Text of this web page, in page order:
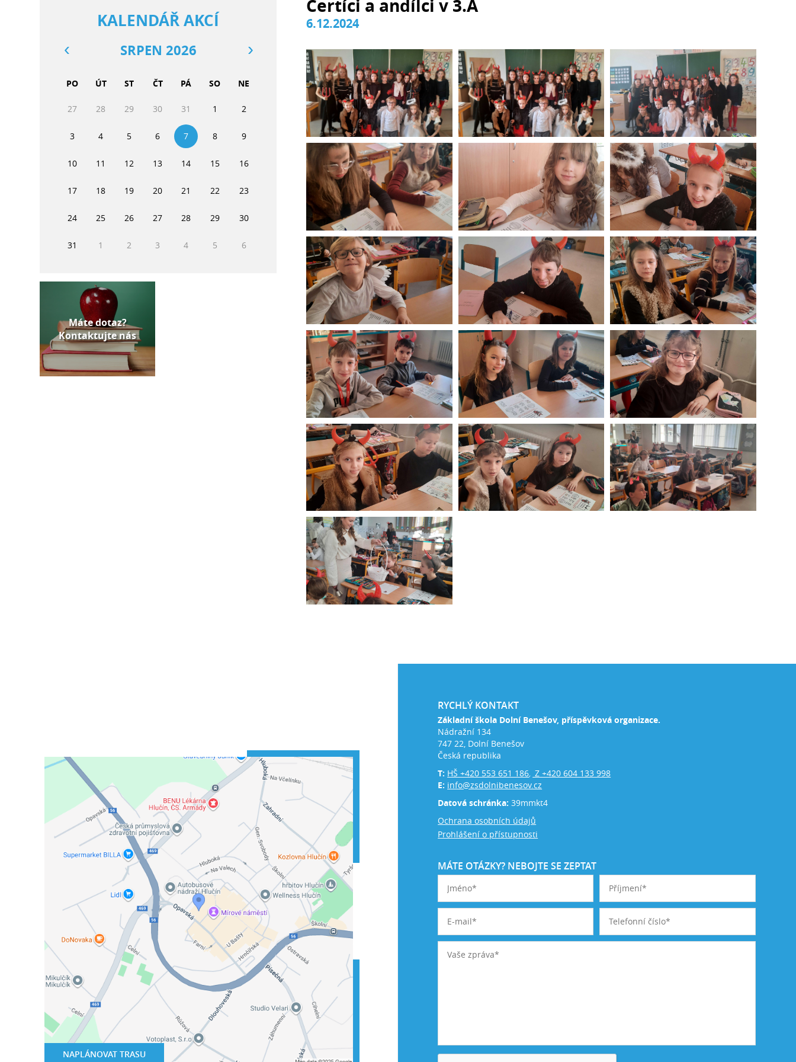
Čertíci a andílci v 3.A
6.12.2024
KALENDÁŘ AKCÍ
SRPEN 2026
PO ÚT ST ČT PÁ SO NE
27 28 29 30 31 1 2
3 4 5 6 7 8 9
10 11 12 13 14 15 16
17 18 19 20 21 22 23
24 25 26 27 28 29 30
31 1 2 3 4 5 6
Máte dotaz?
Kontaktujte nás
NAPLÁNOVAT TRASU
RYCHLÝ KONTAKT
Základní škola Dolní Benešov, příspěvková organizace.
Nádražní 134
747 22, Dolní Benešov
Česká republika
T: HŠ +420 553 651 186, Z +420 604 133 998
E: info@zsdolnibenesov.cz
Datová schránka:39mmkt4
Ochrana osobních údajů
Prohlášení o přístupnosti
MÁTE OTÁZKY? NEBOJTE SE ZEPTAT